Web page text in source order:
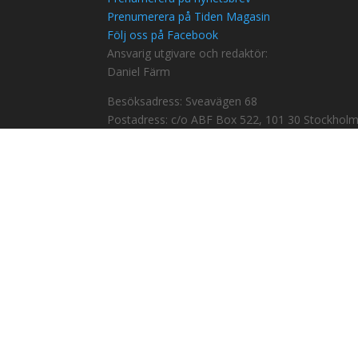
Prenumerera på Tiden Magasin
Följ oss på Facebook
Ansvarig utgivare och redaktör:
Daniel Färm
Besöksadress: Sveavägen 68
Postadress: c/o ABF Box 522, 101 30